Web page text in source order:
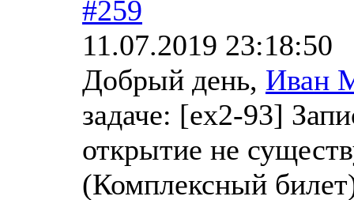
#259
11.07.2019 23:18:50
Добрый день, Иван
задаче: [ex2-93]
открытие не
(Комплексный